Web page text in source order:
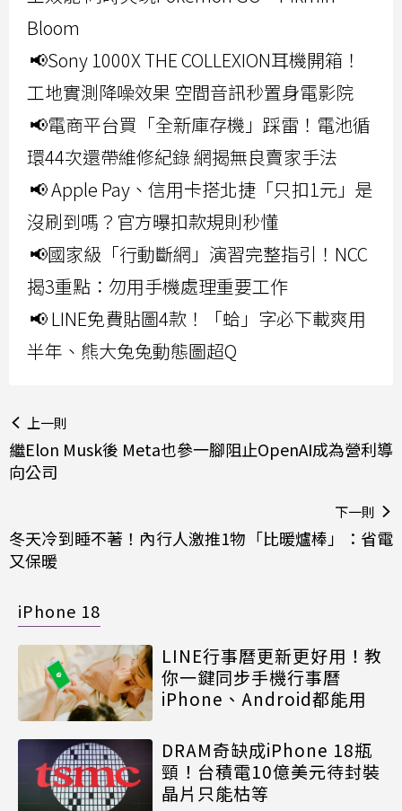
Bloom
📢Sony 1000X THE COLLEXION耳機開箱！
工地實測降噪效果 空間音訊秒置身電影院
📢電商平台買「全新庫存機」踩雷！電池循
環44次還帶維修紀錄 網揭無良賣家手法
📢 Apple Pay、信用卡搭北捷「只扣1元」是
沒刷到嗎？官方曝扣款規則秒懂
📢國家級「行動斷網」演習完整指引！NCC
揭3重點：勿用手機處理重要工作
📢 LINE免費貼圖4款！「蛤」字必下載爽用
半年、熊大兔兔動態圖超Q
上一則
繼Elon Musk後 Meta也參一腳阻止OpenAI成為營利導
向公司
下一則
冬天冷到睡不著！內行人激推1物「比暖爐棒」：省電
又保暖
iPhone 18
LINE行事曆更新更好用！教
你一鍵同步手機行事曆
iPhone、Android都能用
DRAM奇缺成iPhone 18瓶
頸！台積電10億美元待封裝
晶片只能枯等